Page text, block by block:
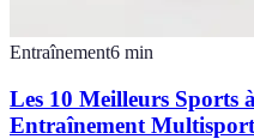
Entraînement6 min
Les 10 Meilleurs Sports
Entraînement Multisport